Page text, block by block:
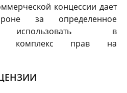
концессии дает
за определенное
использовать в
комплекс прав на